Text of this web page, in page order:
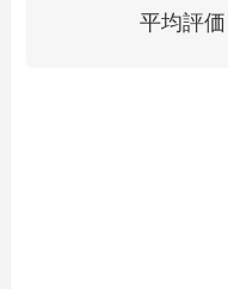
平均評価